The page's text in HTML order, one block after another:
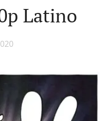
Latino